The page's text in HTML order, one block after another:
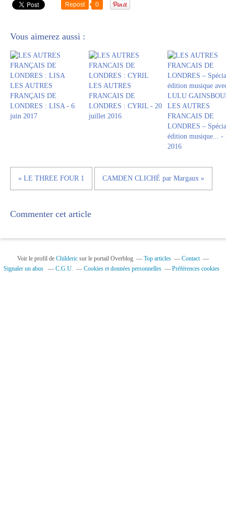
Repost 0
Vous aimerez aussi :
LES AUTRES
FRANÇAIS DE
LONDRES : LISA - 6
juin 2017
LES AUTRES
FRANCAIS DE
LONDRES : CYRIL - 20
juillet 2016
LES AUTRES
FRANCAIS DE
LONDRES –
édition musique... -
2016
« LE THREE FOUR 1 CAMDEN CLICHÉ par Margaux »
Commenter cet article
Voir le profil de Childeric sur le portail Overblog Top articles
Contact
Signaler un abus
C.G.U. Cookies et données personnelles Préférences cookies